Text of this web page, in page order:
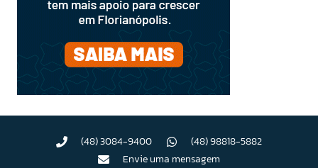
(48) 3084-9400
(48) 98818-5882
Envie uma mensagem